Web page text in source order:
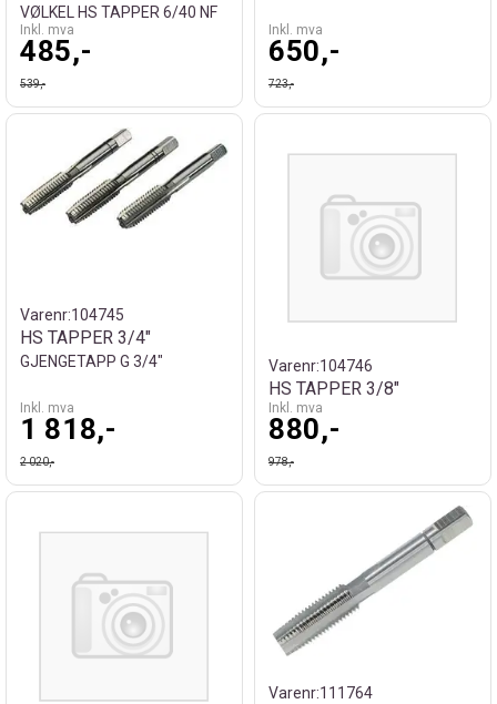
VØLKEL HS TAPPER 6/40 NF
Inkl. mva
485,-
539,-
Inkl. mva
650,-
723,-
Varenr:104745
HS TAPPER 3/4"
GJENGETAPP G 3/4"
Inkl. mva
1 818,-
2 020,-
Varenr:104746
HS TAPPER 3/8"
Inkl. mva
880,-
978,-
Varenr:111764